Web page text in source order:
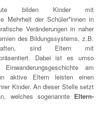
bilden Kinder mit
Mehrheit der Schüler*innen in
Veränderungen in naher
des Bildungssystems, z.B.
sind Eltern mit
Dabei ist es umso
am
aktive Eltern leisten einen
Kinder. An dieser Stelle setzt
welches sogenannte Eltern-